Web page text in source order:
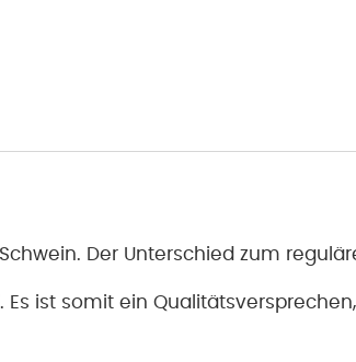
Der Unterschied zum
ist somit ein